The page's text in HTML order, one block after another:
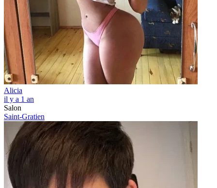
Alicia
il y a 1 an
Salon
Saint-Gratien